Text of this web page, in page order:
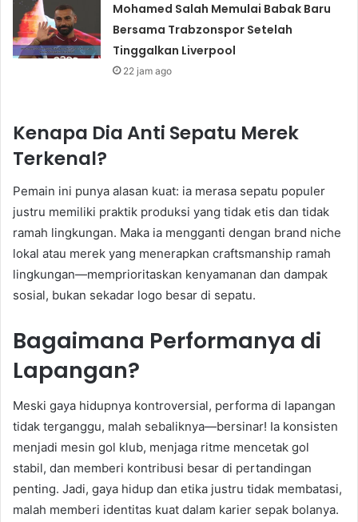
Mohamed Salah Memulai Babak Baru
Bersama Trabzonspor Setelah
Tinggalkan Liverpool
22 jam ago
Kenapa Dia Anti Sepatu Merek
Terkenal?
Pemain ini punya alasan kuat: ia merasa sepatu populer
justru memiliki praktik produksi yang tidak etis dan tidak
ramah lingkungan. Maka ia mengganti dengan brand niche
lokal atau merek yang menerapkan craftsmanship ramah
lingkungan—memprioritaskan kenyamanan dan dampak
sosial, bukan sekadar logo besar di sepatu.
Bagaimana Performanya di
Lapangan?
Meski gaya hidupnya kontroversial, performa di lapangan
tidak terganggu, malah sebaliknya—bersinar! Ia konsisten
menjadi mesin gol klub, menjaga ritme mencetak gol
stabil, dan memberi kontribusi besar di pertandingan
penting. Jadi, gaya hidup dan etika justru tidak membatasi,
malah memberi identitas kuat dalam karier sepak bolanya.